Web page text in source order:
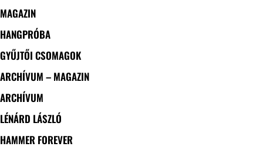
MAGAZIN
HANGPRÓBA
GYŰJTŐI CSOMAGOK
ARCHÍVUM – MAGAZIN
ARCHÍVUM
LÉNÁRD LÁSZLÓ
HAMMER FOREVER